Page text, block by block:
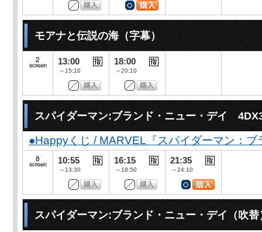
モアナと伝説の海（字幕）
13:00
～15:10
18:00
～20:10
スパイダーマン:ブランド・ニュー・デイ
●Happyくじ / MARVEL『スパイダーマン：
10:55
～13:30
16:15
～18:50
21:35
～24:10
スパイダーマン:ブランド・ニュー・デイ（吹替